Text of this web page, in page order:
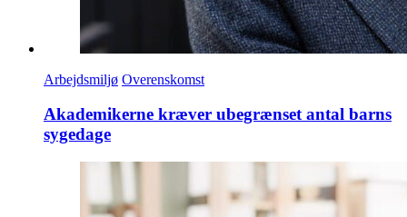
Arbejdsmiljø Overenskomst
Akademikerne kræver ubegrænset antal barns
sygedage